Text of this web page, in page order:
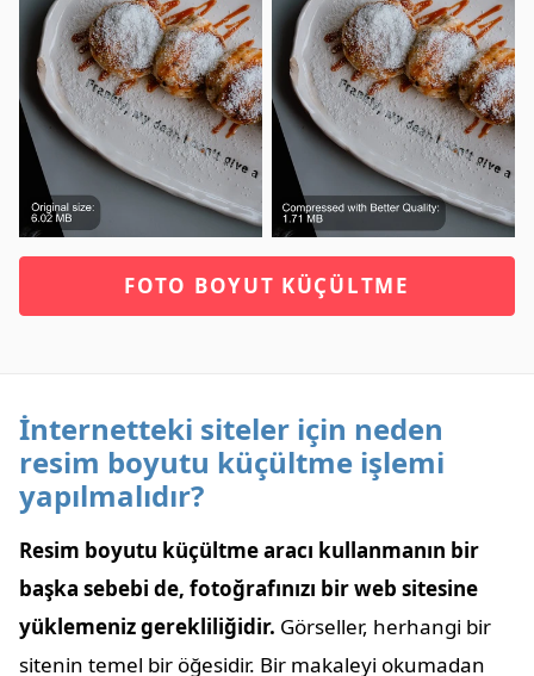
FOTO BOYUT KÜÇÜLTME
İnternetteki siteler için neden
resim boyutu küçültme işlemi
yapılmalıdır?
Resim boyutu küçültme aracı kullanmanın bir
başka sebebi de, fotoğrafınızı bir web sitesine
yüklemeniz gerekliliğidir. Görseller, herhangi bir
sitenin temel bir öğesidir. Bir makaleyi okumadan